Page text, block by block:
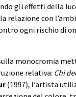
gli effetti della
con
ogni rischio di
monocromia
relativa: Chi
(1997), l’artista